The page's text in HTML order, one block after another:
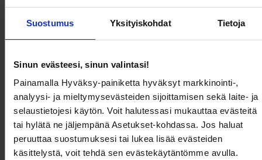
Suostumus Yksityiskohdat Tietoja
Sinun evästeesi, sinun valintasi!
Painamalla Hyväksy-painiketta hyväksyt markkinointi-,
analyysi- ja mieltymysevästeiden sijoittamisen sekä laite- ja
selaustietojesi käytön. Voit halutessasi mukauttaa evästeitä
tai hylätä ne jäljempänä Asetukset-kohdassa. Jos haluat
peruuttaa suostumuksesi tai lukea lisää evästeiden
käsittelystä, voit tehdä sen evästekäytäntömme avulla.
Neuleet
Shoppaile brändin mukaan
Bubbleroom
Dorina
Dr. Denim
Forever New
Gant
Object Collectors Item
Pilgrim
Rockandblue
Selected
Steve Madden